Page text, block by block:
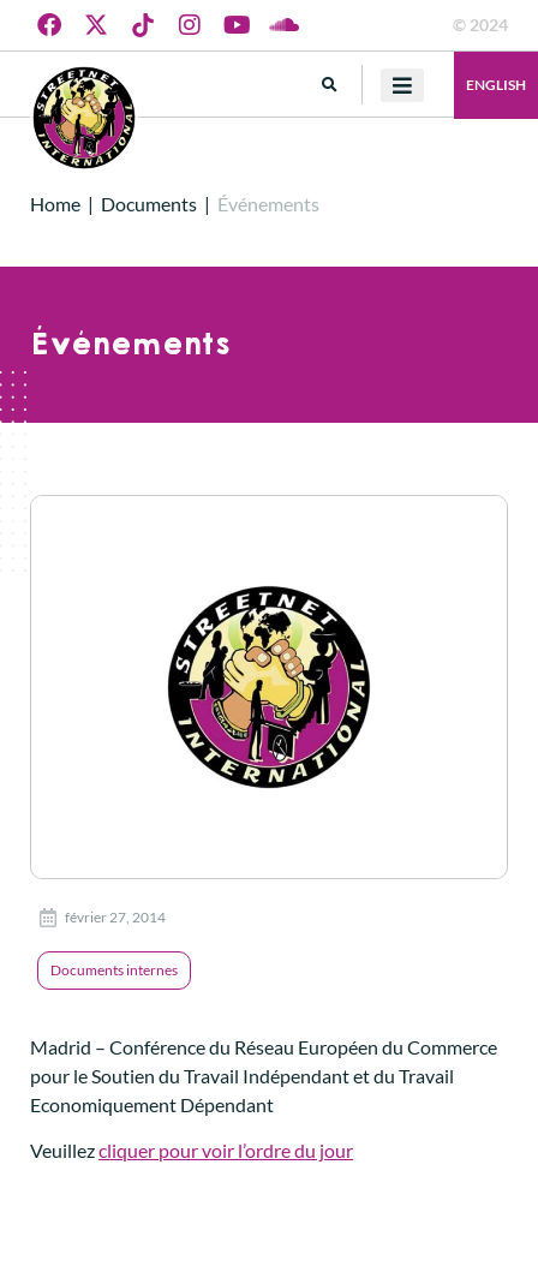
© 2024
ENGLISH
Home | Documents | Événements
Événements
février 27, 2014
Documents internes
Madrid – Conférence du Réseau Européen du Commerce
pour le Soutien du Travail Indépendant et du Travail
Economiquement Dépendant
Veuillezcliquer pour voir l’ordre du jour